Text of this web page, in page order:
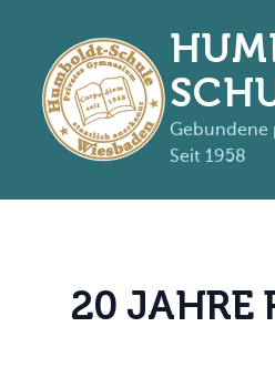
Gebundene
Seit 1958
20 JAHRE